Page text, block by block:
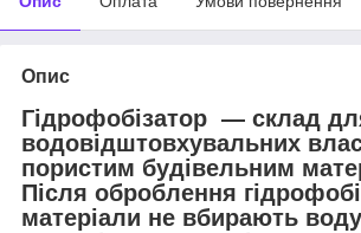
Опис
Гідрофобізатор — склад
водовідштовхувальних
пористим будівельним
Після оброблення
матеріали не вбирають воду